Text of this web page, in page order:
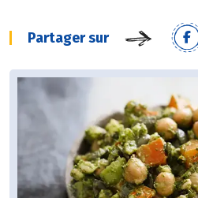
Partager sur